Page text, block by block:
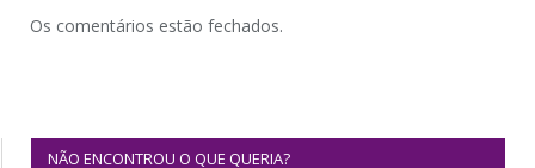
Os comentários estão fechados.
NÃO ENCONTROU O QUE QUERIA?